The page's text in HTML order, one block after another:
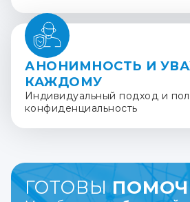
АНОНИМНОСТЬ И
КАЖДОМУ
Индивидуальный подход и
конфиденциальность
ГОТОВЫ